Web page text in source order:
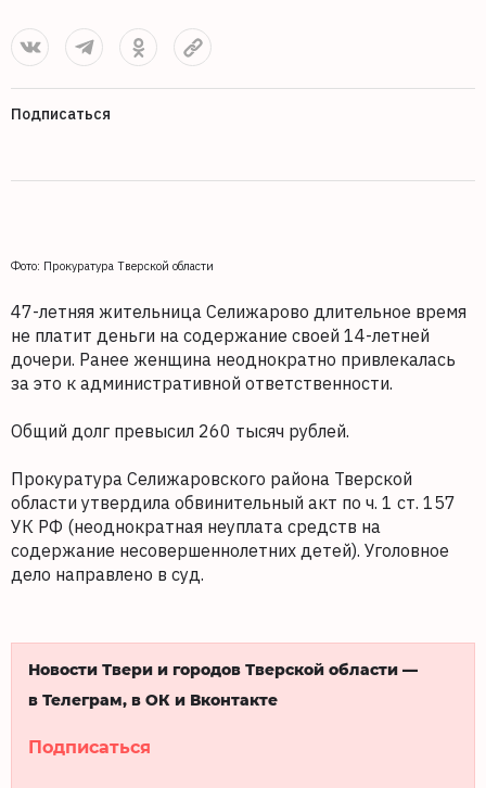
Подписаться
Фото: Прокуратура Тверской области
47-летняя жительница Селижарово длительное время
не платит деньги на содержание своей 14-летней
дочери. Ранее женщина неоднократно привлекалась
за это к административной ответственности.
Общий долг превысил 260 тысяч рублей.
Прокуратура Селижаровского района Тверской
области утвердила обвинительный акт по ч. 1 ст. 157
УК РФ (неоднократная неуплата средств на
содержание несовершеннолетних детей). Уголовное
дело направлено в суд.
Новости Твери и городов Тверской области —
в Телеграм, в ОК и Вконтакте
Подписаться